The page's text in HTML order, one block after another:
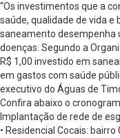
“Os investimentos que a
saúde, qualidade de vida e
saneamento desempenha
doenças. Segundo a
R$ 1,00 investido em
em gastos com saúde
executivo do Águas de
Confira abaixo o
Implantação de rede de
• Residencial Cocais: bairro